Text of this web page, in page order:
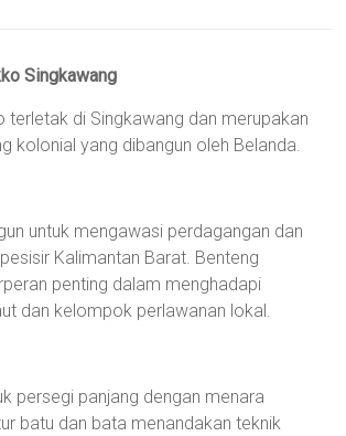
Singkawang
terletak di Singkawang dan merupakan
kolonial yang dibangun oleh Belanda.
untuk mengawasi perdagangan dan
Kalimantan Barat. Benteng
penting dalam menghadapi
dan kelompok perlawanan lokal.
persegi panjang dengan menara
batu dan bata menandakan teknik